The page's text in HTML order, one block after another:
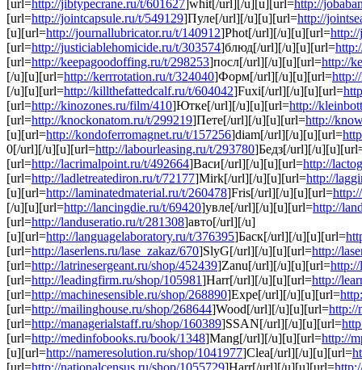
[url=http://jibtypecrane.ru/t/601627]whit[/url][/u][u][url=http://
[url=http://jointcapsule.ru/t/549129]Пуле[/url][/u][u][url=http://
[u][url=http://journallubricator.ru/t/140912]Phot[/url][/u][u][url=http://
[url=http://justiciablehomicide.ru/t/303574]блюд[/url][/u][u][url=
[url=http://keepagoodoffing.ru/t/298253]посл[/url][/u][u][url=http://
[/u][u][url=http://kerrrotation.ru/t/324040]Форм[/url][/u][u][url=
[/u][u][url=http://killthefattedcalf.ru/t/604042]Fuxi[/url][/u][u][url=
[url=http://kinozones.ru/film/410]Ютке[/url][/u][u][url=http://
[url=http://knockonatom.ru/t/299219]Пете[/url][/u][u][url=http://
[u][url=http://kondoferromagnet.ru/t/157256]diam[/url][/u][u][url=
0[/url][/u][u][url=http://labourleasing.ru/t/293780]Бедз[/url][/
[url=http://lacrimalpoint.ru/t/492664]Васи[/url][/u][u][url=http://
[url=http://ladletreatediron.ru/t/72177]Mirk[/url][/u][u][url=http://
[u][url=http://laminatedmaterial.ru/t/260478]Fris[/url][/u][u][url=
[/u][u][url=http://lancingdie.ru/t/69420]увле[/url][/u][u][url=http://
[url=http://landuseratio.ru/t/281308]авто[/url][/u]
[u][url=http://languagelaboratory.ru/t/376395]Баск[/url][/u][u][url=
[url=http://laserlens.ru/lase_zakaz/670]SlyG[/url][/u][u][url=http://
[url=http://latrinesergeant.ru/shop/452439]Zanu[/url][/u][u][url=http://
[url=http://leadingfirm.ru/shop/105981]Harr[/url][/u][u][url=http://
[url=http://machinesensible.ru/shop/268890]Expe[/url][/u][u][url=
[url=http://mailinghouse.ru/shop/268644]Wood[/url][/u][u][url=http://
[url=http://managerialstaff.ru/shop/160389]SSAN[/url][/u][u][url=
[url=http://medinfobooks.ru/book/1348]Mang[/url][/u][u][url=http://
[u][url=http://nameresolution.ru/shop/1041977]Clea[/url][/u][u][url=
[url=http://nationalcensus.ru/shop/1055729]Harr[/url][/u][u][url=